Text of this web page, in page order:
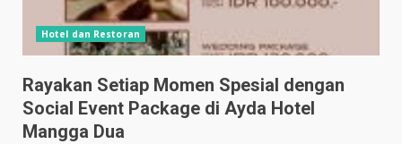
Hotel dan Restoran
Rayakan Setiap Momen Spesial dengan
Social Event Package di Ayda Hotel
Mangga Dua